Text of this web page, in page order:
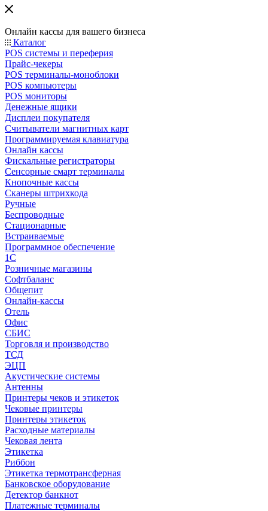
Онлайн кассы для вашего бизнеса
Каталог
POS системы и переферия
Прайс-чекеры
POS терминалы-моноблоки
POS компьютеры
POS мониторы
Денежные ящики
Дисплеи покупателя
Считыватели магнитных карт
Программируемая клавиатура
Онлайн кассы
Фискальные регистраторы
Сенсорные смарт терминалы
Кнопочные кассы
Сканеры штрихкода
Ручные
Беспроводные
Стационарные
Встраиваемые
Программное обеспечение
1С
Розничные магазины
Софтбаланс
Общепит
Онлайн-кассы
Отель
Офис
СБИС
Торговля и производство
ТСД
ЭЦП
Акустические системы
Антенны
Принтеры чеков и этикеток
Чековые принтеры
Принтеры этикеток
Расходные материалы
Чековая лента
Этикетка
Риббон
Этикетка термотрансферная
Банковское оборудование
Детектор банкнот
Платежные терминалы